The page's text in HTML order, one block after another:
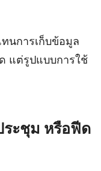
นการเก็บข้อมูล
แต่รูปแบบการใช้
ระชุม หรือฟีด